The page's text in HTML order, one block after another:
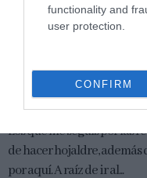
functionality and
user protection.
CONFIRM
Cómo hacer
Los que me seguís por las
de hacer hojaldre, además
por aquí. A raíz de ir al...